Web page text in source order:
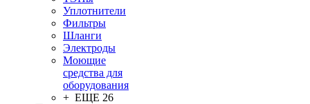
Уплотнители
Фильтры
Шланги
Электроды
Моющие
средства для
оборудования
+ ЕЩЕ 26